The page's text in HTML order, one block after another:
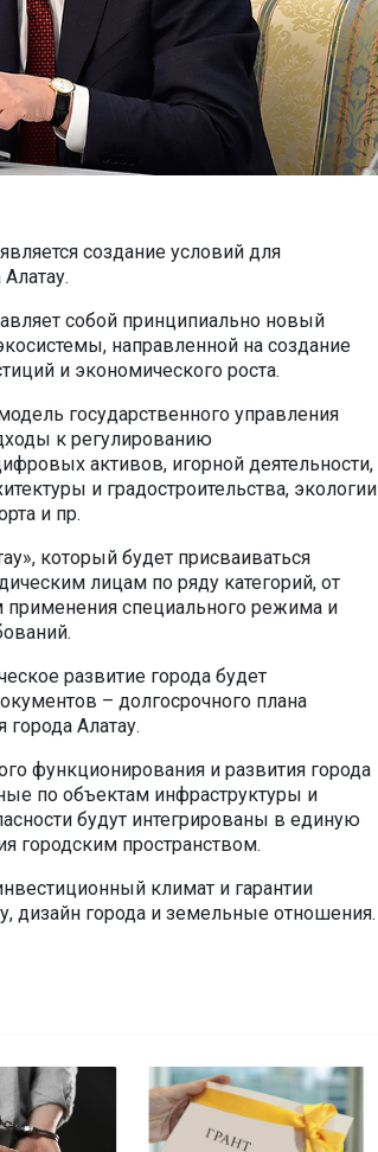
создание условий для
собой принципиально новый
направленной на создание
и экономического роста.
государственного управления
к регулированию
активов, игорной деятельности,
и градостроительства, экологии
и пр.
который будет присваиваться
лицам по ряду категорий, от
специального режима и
развитие города будет
– долгосрочного плана
города Алатау.
функционирования и развития города
по объектам инфраструктуры и
будут интегрированы в единую
городским пространством.
климат и гарантии
дизайн города и земельные отношения.